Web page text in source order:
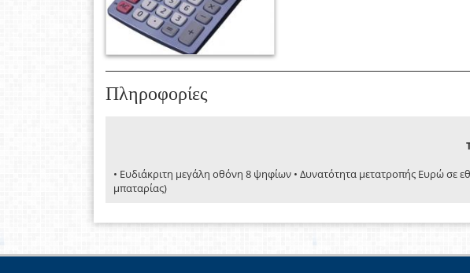
Πληροφορίες
• Ευδιάκριτη μεγάλη οθόνη 8 ψηφίων • Δυνατότητα μετατροπής Ευρώ σε
μπαταρίας)